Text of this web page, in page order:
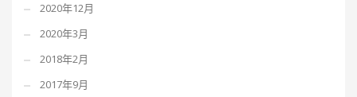
2020年12月
2020年3月
2018年2月
2017年9月